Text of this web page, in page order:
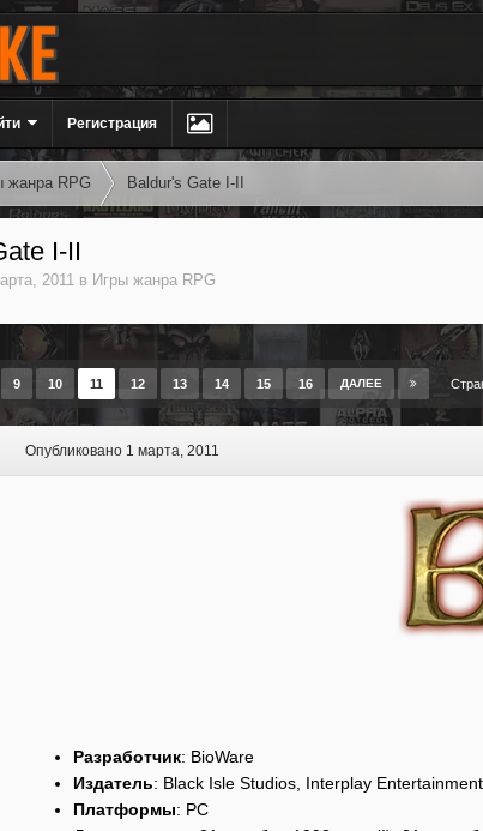
Регистрация
жанра RPG Baldur's Gate I-II
I-II
2011 в Игры жанра RPG
9 10 11 12 13 14 15 16 ДАЛЕЕ
Опубликовано 1 марта, 2011
Разработчик: BioWare
Издатель: Black Isle Studios, Interplay Entertainment
Платформы: PC